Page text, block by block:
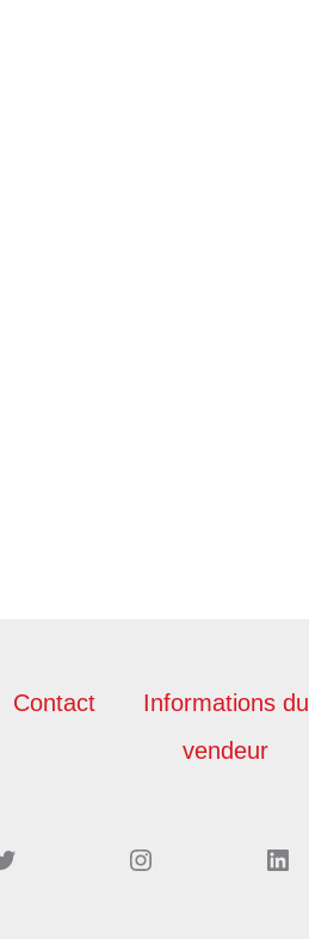
Contact
Informations du
vendeur
Instagram LinkedIn